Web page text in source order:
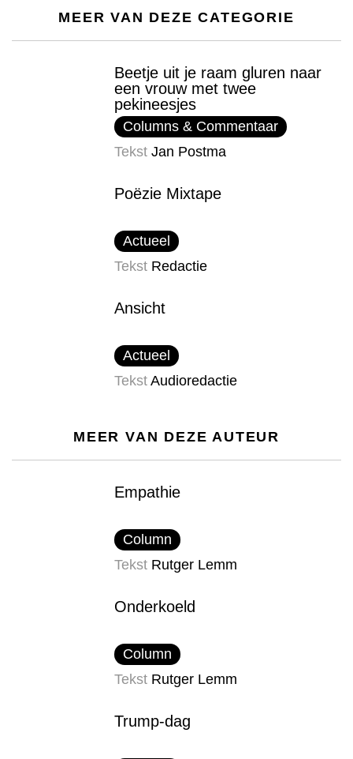
MEER VAN DEZE CATEGORIE
Beetje uit je raam gluren naar
een vrouw met twee
pekineesjes
Columns & Commentaar
Tekst Jan Postma
Poëzie Mixtape
Actueel
Tekst Redactie
Ansicht
Actueel
Tekst Audioredactie
MEER VAN DEZE AUTEUR
Empathie
Column
Tekst Rutger Lemm
Onderkoeld
Column
Tekst Rutger Lemm
Trump-dag